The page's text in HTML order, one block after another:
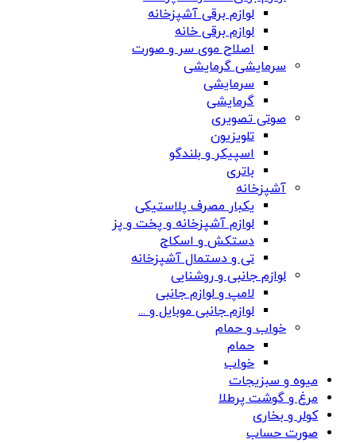
لوازم برقی آشپزخانه
لوازم برقی خانه
اصلاح موی سر و صورت
سرمایشی گرمایشی
سرمایشی
گرمایشی
صوتی تصویری
تلویزیون
اسپیکر و بلندگو
باتری
آشپزخانه
یکبار مصرف پلاستیکی
لوازم آشپزخانه و پخت و پز
دستکش و اسکاج
تی و دستمال آشپزخانه
لوازم جانبی و روشنایی
لامپ و لوازم جانبی
لوازم جانبی موبایل و ...
خواب و حمام
حمام
خواب
میوه و سبزیجات
مرغ و گوشت پرطلا
کولر و بخاری
صورت حساب